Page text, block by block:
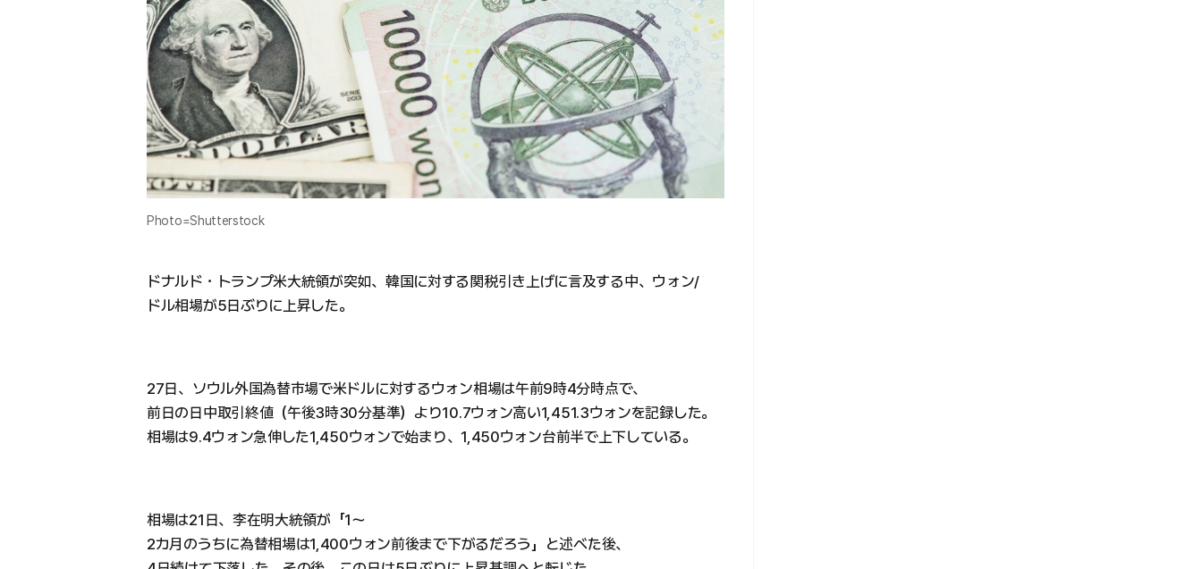
Photo=Shutterstock
ドナルド・トランプ米大統領が突如、韓国に対する関税引き上げに言及する中、ウォン/
ドル相場が5日ぶりに上昇した。
27日、ソウル外国為替市場で米ドルに対するウォン相場は午前9時4分時点で、
前日の日中取引終値（午後3時30分基準）より10.7ウォン高い1,451.3ウォンを記録した。
相場は9.4ウォン急伸した1,450ウォンで始まり、1,450ウォン台前半で上下している。
相場は21日、李在明大統領が「1〜
2カ月のうちに為替相場は1,400ウォン前後まで下がるだろう」と述べた後、